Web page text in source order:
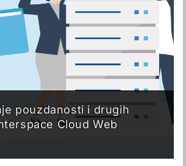
pouzdanosti i drugih
Cloud Web